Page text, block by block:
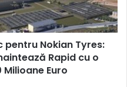
Nokian Tyres:
Rapid cu o
Euro